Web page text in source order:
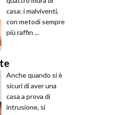
casa: i malviventi,
con metodi sempre
più raffin ...
Anche quando si è
sicuri di aver una
casa a prova di
intrusione, si